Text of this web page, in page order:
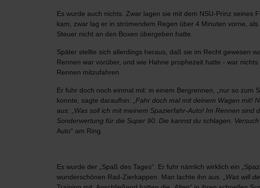
Es wurde auch nichts. Zwar lagen sie mit dem NSU-Prinz
kam, zwar lag er in strömendem Regen über 4 Minuten vorne,
Steuer nicht an den Boxen übergeben hatte.
Später stellte sich allerdings heraus, daß sie im Recht gewesen
Rennen war vorüber, und wie Hahne prophezeit hatte - war nichts
Rennen mitzufahren.
Er fuhr doch noch einmal mit: in einem Bergrennen, „nur so zum
konnte, sagte daraufhin:
„Fahr doch mal mit deinem Wagen mit!
aus:
„Was soll ich mit meinem Spazierfahr-Auto! Im Rennen
Sonderwertung für die Super 90. Die kannst du schlagen.
Auto“ am Ring.
Es wurde der „Spaß des Tages“. Er fuhr nämlich wirklich ein
wunderschönen Rad-Zierkappen. Man lachte ihn aus.
„Was will